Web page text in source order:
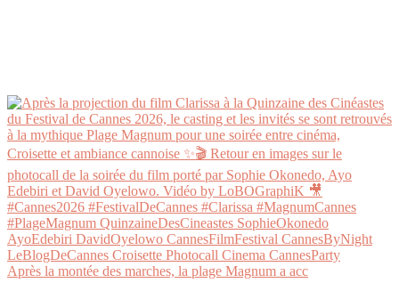
Après la montée des marches, la plage Magnum a acc